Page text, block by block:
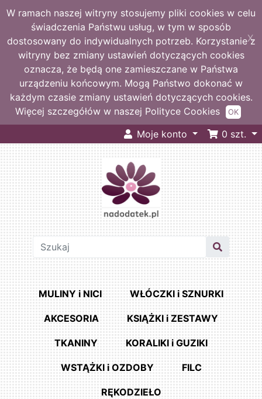
W ramach naszej witryny stosujemy pliki cookies w celu
świadczenia Państwu usług, w tym w sposób
dostosowany do indywidualnych potrzeb. Korzystanie z
witryny bez zmiany ustawień dotyczących cookies
oznacza, że będą one zamieszczane w Państwa
urządzeniu końcowym. Mogą Państwo dokonać w
każdym czasie zmiany ustawień dotyczących cookies.
Więcej szczegółów w naszej Polityce Cookies
X
OK
Moje konto 0 szt.
MULINY i NICI WŁÓCZKI i SZNURKI
AKCESORIA KSIĄŻKI i ZESTAWY
TKANINY KORALIKI i GUZIKI
WSTĄŻKI i OZDOBY FILC
RĘKODZIEŁO